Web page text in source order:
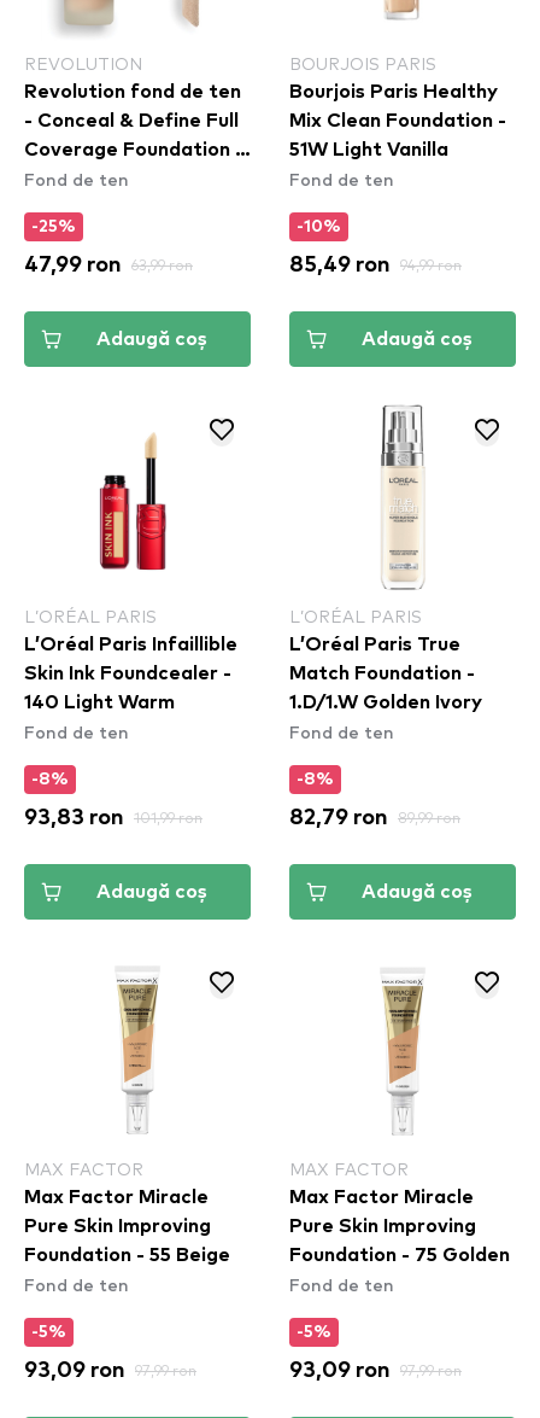
REVOLUTION
Revolution fond de ten
- Conceal & Define Full
Coverage Foundation -
F6
Fond de ten
-25%
47,99 ron 63,99 ron
Adaugă coș
BOURJOIS PARIS
Bourjois Paris Healthy
Mix Clean Foundation -
51W Light Vanilla
Fond de ten
-10%
85,49 ron 94,99 ron
Adaugă coș
L’ORÉAL PARIS
L’Oréal Paris Infaillible
Skin Ink Foundcealer -
140 Light Warm
Fond de ten
-8%
93,83 ron 101,99 ron
Adaugă coș
L’ORÉAL PARIS
L’Oréal Paris True
Match Foundation -
1.D/1.W Golden Ivory
Fond de ten
-8%
82,79 ron 89,99 ron
Adaugă coș
MAX FACTOR
Max Factor Miracle
Pure Skin Improving
Foundation - 55 Beige
Fond de ten
-5%
93,09 ron 97,99 ron
MAX FACTOR
Max Factor Miracle
Pure Skin Improving
Foundation - 75 Golden
Fond de ten
-5%
93,09 ron 97,99 ron